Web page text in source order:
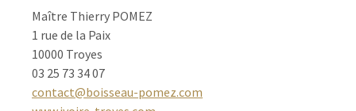
Maître Thierry POMEZ
1 rue de la Paix
10000 Troyes
03 25 73 34 07
contact@boisseau-pomez.com